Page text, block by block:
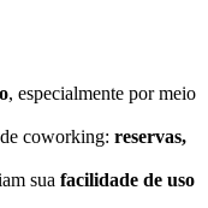
, especialmente por meio
coworking: reservas,
sua facilidade de uso